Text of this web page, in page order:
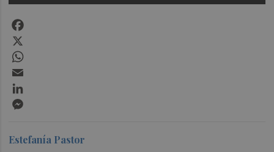
Estefanía Pastor